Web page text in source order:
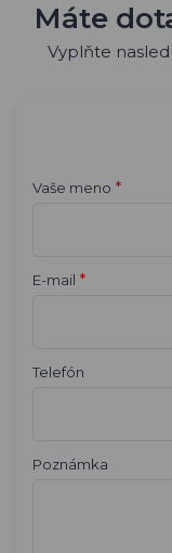
Máte
Vyplňte
Vaše meno *
E-mail *
Telefón
Poznámka